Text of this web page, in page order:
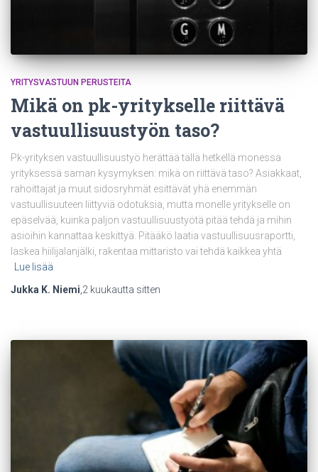
YRITYSVASTUUN PERUSTEITA
Mikä on pk-yritykselle riittävä
vastuullisuustyön taso?
Pk-yrityksen vastuullisuustyö herättää tällä hetkellä monessa
yrityksessä saman kysymyksen: mikä on riittävä taso? Asiakkaat,
rahoittajat ja muut sidosryhmät esittävät yhä enemmän
vastuullisuuteen liittyviä odotuksia, mutta monelle yritykselle on
epäselvää, kuinka paljon vastuullisuustyötä pitää tehdä ja mihin
asioihin kannattaa keskittyä. Pitääkö laatia vastuullisuusraportti,
laskea hiilijalanjälki, rakentaa mittaristo vai tehdä kaikkea yhtä
Lue lisää
Jukka K. Niemi 2 kuukautta sitten